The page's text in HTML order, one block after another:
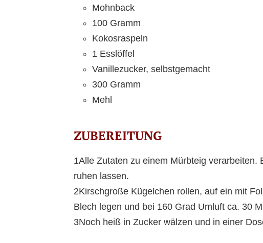
Mohnback
100 Gramm
Kokosraspeln
1 Esslöffel
Vanillezucker, selbstgemacht
300 Gramm
Mehl
ZUBEREITUNG
1Alle Zutaten zu einem Mürbteig verarbeiten.
ruhen lassen.
2Kirschgroße Kügelchen rollen, auf ein mit
Blech legen und bei 160 Grad Umluft ca. 30
3Noch heiß in Zucker wälzen und in einer